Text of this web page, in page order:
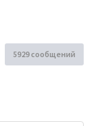
5929 сообщений